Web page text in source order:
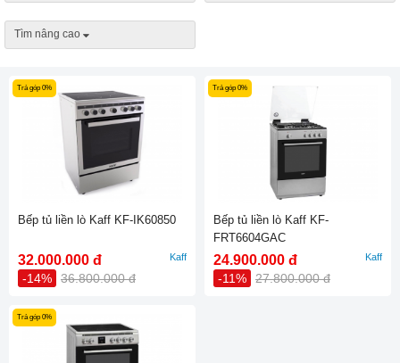
Tìm nâng cao
Trả góp 0%
Bếp tủ liền lò Kaff KF-IK60850
32.000.000 đ
-14% 36.800.000 đ
Kaff
Trả góp 0%
Bếp tủ liền lò Kaff KF-
FRT6604GAC
24.900.000 đ
-11% 27.800.000 đ
Kaff
Trả góp 0%